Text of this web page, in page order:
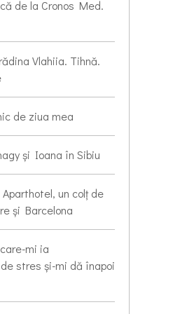
de la Cronos Med.
Vlahiia. Tihnă.
de ziua mea
și Ioana în Sibiu
Aparthotel, un colț de
și Barcelona
mi ia
stres și-mi dă înapoi